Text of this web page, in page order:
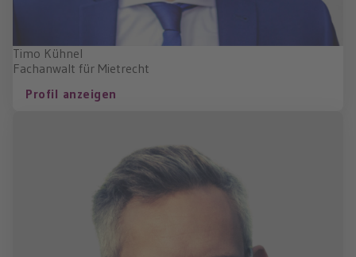
Timo Kühnel
Fachanwalt für Mietrecht
Profil anzeigen